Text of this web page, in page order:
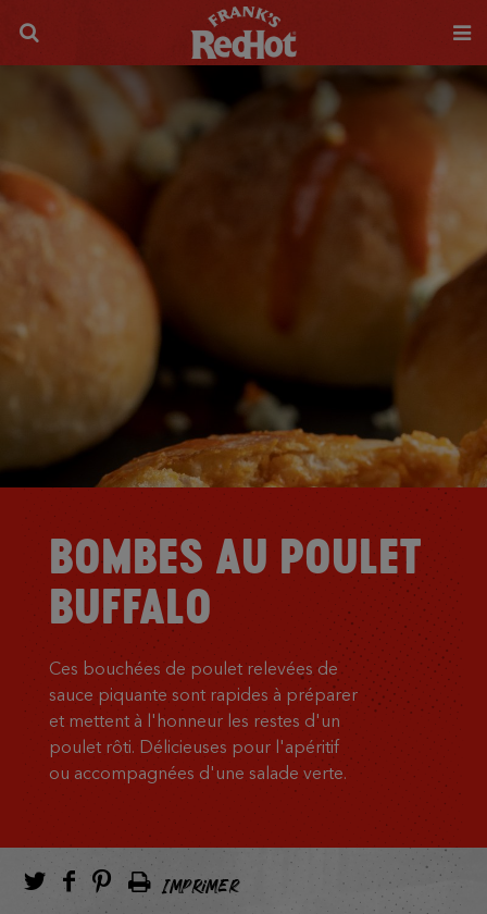
BOMBES AU POULET
BUFFALO
Ces bouchées de poulet relevées de
sauce piquante sont rapides à préparer
et mettent à l'honneur les restes d'un
poulet rôti. Délicieuses pour l'apéritif
ou accompagnées d'une salade verte.
IMPRIMER